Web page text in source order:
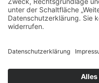
Suche
nach: